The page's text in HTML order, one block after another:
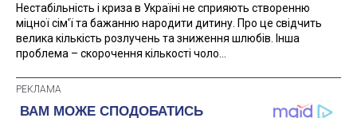
Нестабільність і криза в Україні не сприяють створенню
міцної сім'ї та бажанню народити дитину. Про це свідчить
велика кількість розлучень та зниження шлюбів. Інша
проблема – скорочення кількості чоло...